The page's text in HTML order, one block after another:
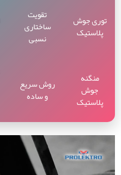
توری جوش
پلاستیک
تقویت
ساختاری
نسبی
منگنه
جوش
پلاستیک
روش سریع
و ساده